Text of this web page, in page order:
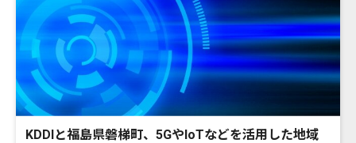
KDDIと福島県磐梯町、5GやIoTなどを活用した地域